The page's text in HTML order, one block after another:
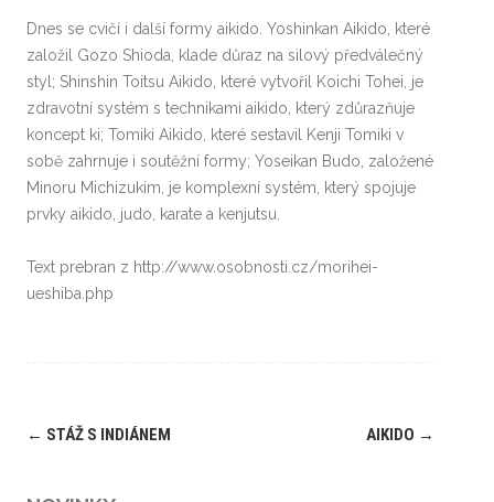
Dnes se cvičí i další formy aikido. Yoshinkan Aikido, které
založil Gozo Shioda, klade důraz na silový předválečný
styl; Shinshin Toitsu Aikido, které vytvořil Koichi Tohei, je
zdravotní systém s technikami aikido, který zdůrazňuje
koncept ki; Tomiki Aikido, které sestavil Kenji Tomiki v
sobě zahrnuje i soutěžní formy; Yoseikan Budo, založené
Minoru Michizukim, je komplexní systém, který spojuje
prvky aikido, judo, karate a kenjutsu.
Text prebran z http://www.osobnosti.cz/morihei-
ueshiba.php
Post
← STÁŽ S INDIÁNEM AIKIDO →